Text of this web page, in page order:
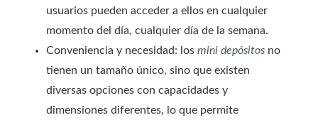
usuarios pueden acceder a ellos en cualquier
momento del día, cualquier día de la semana.
Conveniencia y necesidad: los mini depósitos no
tienen un tamaño único, sino que existen
diversas opciones con capacidades y
dimensiones diferentes, lo que permite